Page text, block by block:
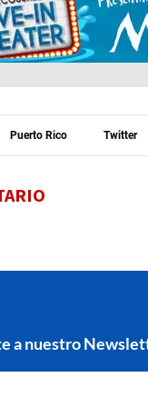
Puerto Rico Twitter
a nuestro